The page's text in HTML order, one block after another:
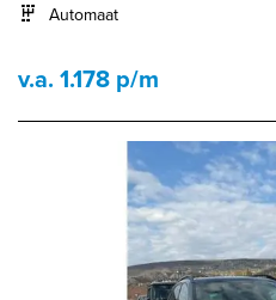
Automaat
v.a. 1.178 p/m